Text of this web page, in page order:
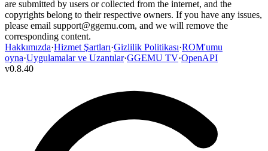
are submitted by users or collected from the internet, and the
copyrights belong to their respective owners. If you have any issues,
please email support@ggemu.com, and we will remove the
corresponding content.
Hakkımızda·Hizmet Şartları·Gizlilik Politikası·ROM'umu
oyna·Uygulamalar ve Uzantılar·GGEMU TV·OpenAPI
v0.8.40